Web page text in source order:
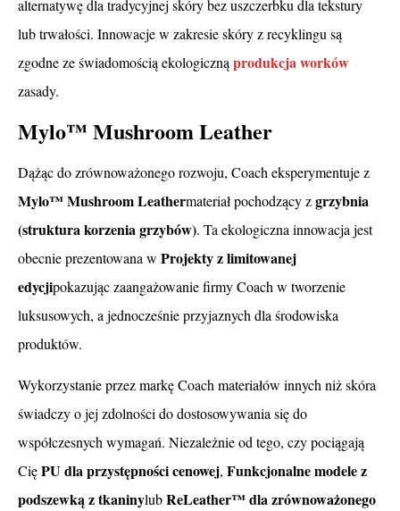
alternatywę dla tradycyjnej skóry bez uszczerbku dla tekstury
lub trwałości. Innowacje w zakresie skóry z recyklingu są
zgodne ze świadomością ekologicznąprodukcja worków
zasady.
Mylo™ Mushroom Leather
Dążąc do zrównoważonego rozwoju, Coach eksperymentuje z
Mylo™ Mushroom Leathermateriał pochodzący zgrzybnia
(struktura korzenia grzybów). Ta ekologiczna innowacja jest
obecnie prezentowana w Projekty z limitowanej
edycjipokazując zaangażowanie firmy Coach w tworzenie
luksusowych, a jednocześnie przyjaznych dla środowiska
produktów.
Wykorzystanie przez markę Coach materiałów innych niż skóra
świadczy o jej zdolności do dostosowywania się do
współczesnych wymagań. Niezależnie od tego, czy pociągają
CięPU dla przystępności cenowej, Funkcjonalne modele z
podszewką z tkaninylubReLeather™ dla zrównoważonego